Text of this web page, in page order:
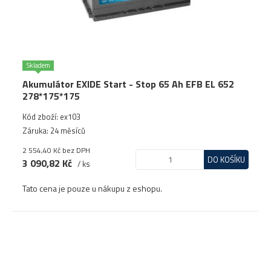
Skladem
Akumulátor EXIDE Start - Stop 65 Ah EFB EL 652
278*175*175
Kód zboží: ex103
Záruka: 24 měsíců
2 554,40 Kč bez DPH
3 090,82 Kč / ks DO KOŠÍKU
Tato cena je pouze u nákupu z eshopu.